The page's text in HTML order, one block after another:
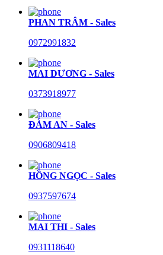
PHAN TRÂM - Sales
0972991832
MAI DƯƠNG - Sales
0373918977
ĐÀM AN - Sales
0906809418
HỒNG NGỌC - Sales
0937597674
MAI THI - Sales
0931118640